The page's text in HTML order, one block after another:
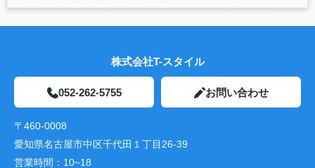
株式会社T-スタイル
052-262-5755 お問い合わせ
〒460-0008
愛知県名古屋市中区千代田１丁目26-39
営業時間： 10~18